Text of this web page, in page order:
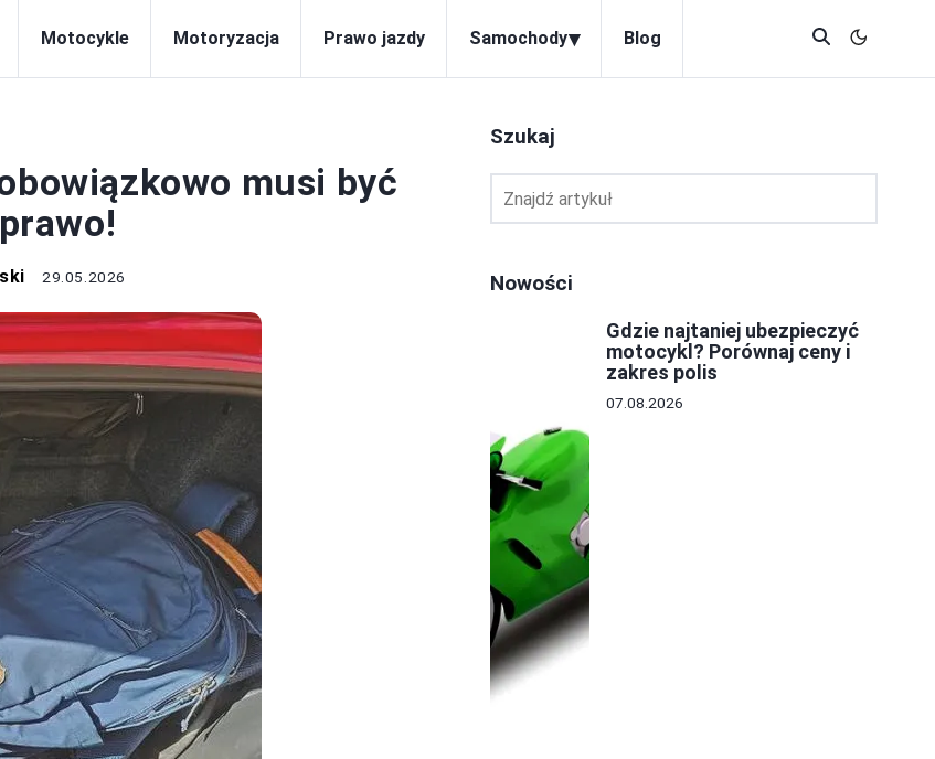
Motocykle Motoryzacja Prawo jazdy Samochody▾ Blog
musi być
29.05.2026
Szukaj
Nowości
Gdzie najtaniej ubezpieczyć
motocykl? Porównaj ceny i
zakres polis
07.08.2026